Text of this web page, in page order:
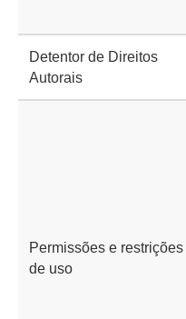
Detentor de Direitos
Autorais
Permissões e restrições
de uso